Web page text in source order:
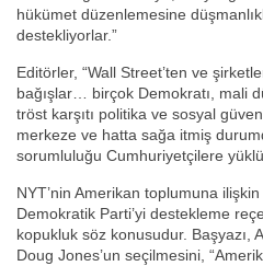
hükümet düzenlemesine
destekliyorlar.”
Editörler, “Wall Street’ten ve
bağışlar… birçok Demokratı, mali
tröst karşıtı politika ve sosyal
merkeze ve hatta sağa itmiş
sorumluluğu Cumhuriyetçilere
NYT’nin Amerikan toplumuna
Demokratik Parti’yi destekleme
kopukluk söz konusudur. Başyazı,
Doug Jones’un seçilmesini,